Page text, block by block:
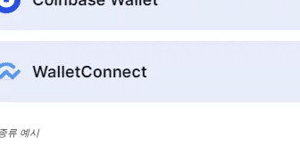
류 예시